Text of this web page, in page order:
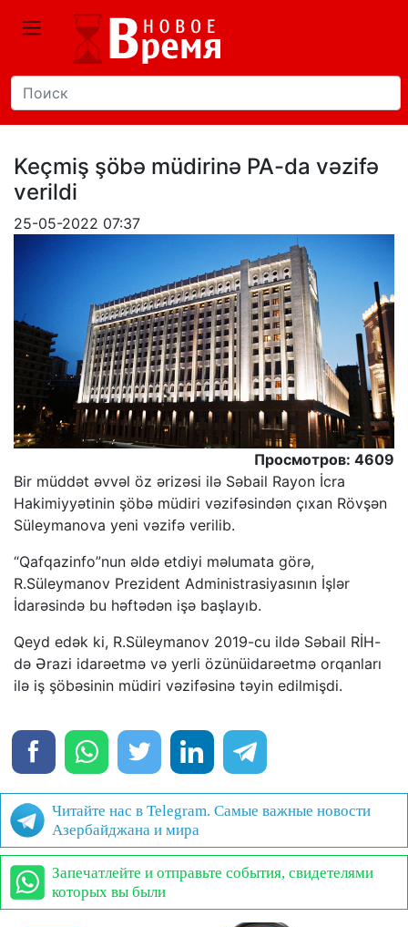
Keçmiş şöbə müdirinə PA-da vəzifə
verildi
25-05-2022 07:37
Просмотров: 4609
Bir müddət əvvəl öz ərizəsi ilə Səbail Rayon İcra
Hakimiyyətinin şöbə müdiri vəzifəsindən çıxan Rövşən
Süleymanova yeni vəzifə verilib.
“Qafqazinfo”nun əldə etdiyi məlumata görə,
R.Süleymanov Prezident Administrasiyasının İşlər
İdarəsində bu həftədən işə başlayıb.
Qeyd edək ki, R.Süleymanov 2019-cu ildə Səbail RİH-
də Ərazi idarəetmə və yerli özünüidarəetmə orqanları
ilə iş şöbəsinin müdiri vəzifəsinə təyin edilmişdi.
Читайте нас в Telegram. Самые важные новости
Азербайджана и мира
Запечатлейте и отправьте события, свидетелями
которых вы были